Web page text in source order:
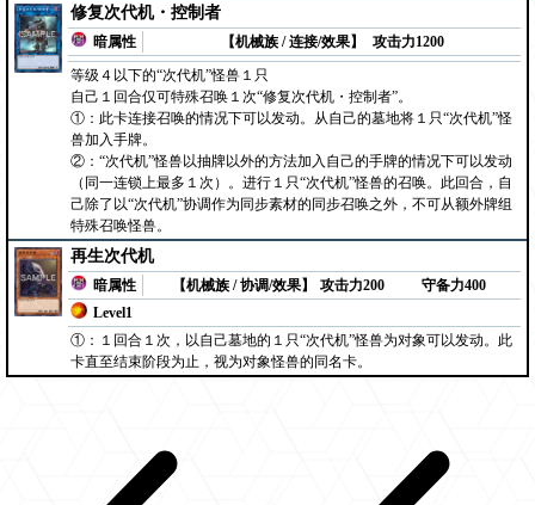
修复次代机・控制者
暗属性 【机械族 / 连接/效果】
攻击力1200
等级４以下的“次代机”怪兽１只
自己１回合仅可特殊召唤１次“修复次代机・控制者”。
①：此卡连接召唤的情况下可以发动。从自己的墓地将１只“次代机”怪
兽加入手牌。
②：“次代机”怪兽以抽牌以外的方法加入自己的手牌的情况下可以发动
（同一连锁上最多１次）。进行１只“次代机”怪兽的召唤。此回合，自
己除了以“次代机”协调作为同步素材的同步召唤之外，不可从额外牌组
特殊召唤怪兽。
再生次代机
暗属性
【机械族 / 协调/效果】
Level1
攻击力200 守备力400
①：１回合１次，以自己墓地的１只“次代机”怪兽为对象可以发动。此
卡直至结束阶段为止，视为对象怪兽的同名卡。